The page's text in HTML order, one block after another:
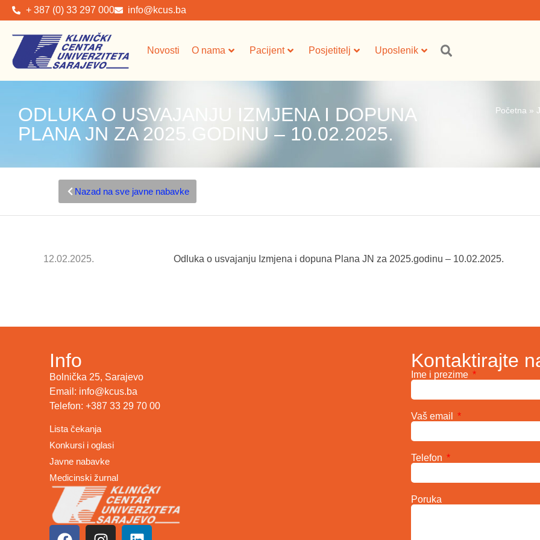
+ 387 (0) 33 297 000 info@kcus.ba
Novosti O nama Pacijent Posjetitelj Uposlenik
ODLUKA O USVAJANJU IZMJENA I DOPUNA
PLANA JN ZA 2025.GODINU – 10.02.2025.
Početna»
Nazad na sve javne nabavke
12.02.2025. Odluka o usvajanju Izmjena i dopuna Plana JN za 2025.godinu – 10.02.2025.
Info
Bolnička 25, Sarajevo
Email: info@kcus.ba
Telefon: +387 33 29 70 00
Lista čekanja
Konkursi i oglasi
Javne nabavke
Medicinski žurnal
Kontaktirajte
Ime i prezime
Vaš email
Telefon
Poruka